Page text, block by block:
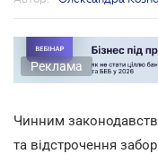
Реклама
Чинним
та відстрочення